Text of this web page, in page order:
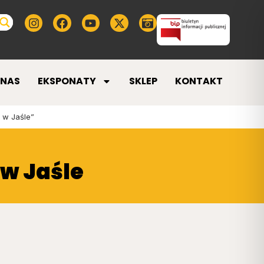
EKSPONATY SKLEP KONTAKT
Jaśle”
Jaśle